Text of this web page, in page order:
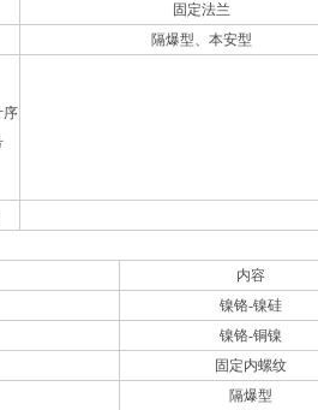
固定法兰
隔爆型、本安型
序
内容
镍铬-镍硅
镍铬-铜镍
固定内螺纹
隔爆型